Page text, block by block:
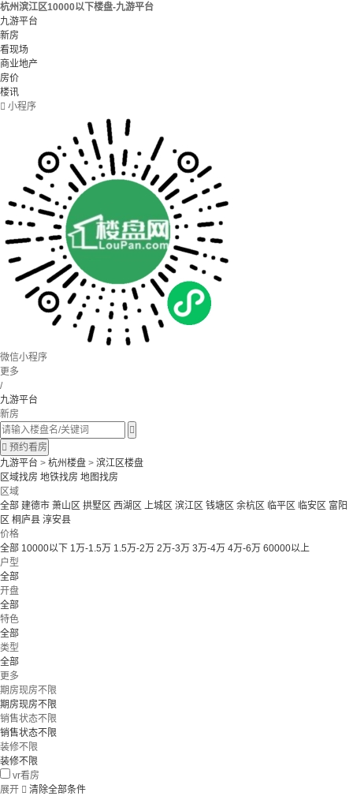
杭州滨江区10000以下楼盘-九游平台
九游平台
新房
看现场
商业地产
房价
楼讯
 小程序
微信小程序
更多
/
九游平台
新房

 预约看房
九游平台 > 杭州楼盘 > 滨江区楼盘
区域找房 地铁找房 地图找房
区域
全部 建德市 萧山区 拱墅区 西湖区 上城区 滨江区 钱塘区 余杭区 临平区 临安区 富阳
区 桐庐县 淳安县
价格
全部 10000以下 1万-1.5万 1.5万-2万 2万-3万 3万-4万 4万-6万 60000以上
户型
全部
开盘
全部
特色
全部
类型
全部
更多
期房现房不限
期房现房不限
销售状态不限
销售状态不限
装修不限
装修不限
vr看房
展开  清除全部条件